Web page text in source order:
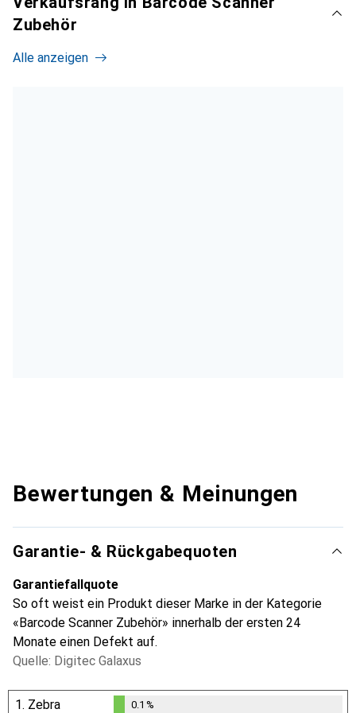
Zubehör
Alle anzeigen
Bewertungen & Meinungen
Garantie- & Rückgabequoten
Garantiefallquote
So oft weist ein Produkt dieser Marke in der Kategorie
«Barcode Scanner Zubehör» innerhalb der ersten 24
Monate einen Defekt auf.
Quelle: Digitec Galaxus
1. Zebra 0.1 %